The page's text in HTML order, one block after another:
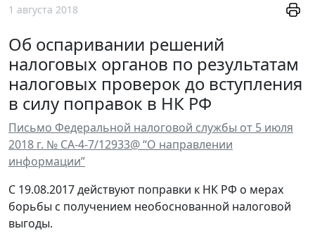
1 августа 2018
Об оспаривании решений
налоговых органов по результатам
налоговых проверок до вступления
в силу поправок в НК РФ
Письмо Федеральной налоговой службы от 5 июля
2018 г. № СА-4-7/12933@ “О направлении
информации”
С 19.08.2017 действуют поправки к НК РФ о мерах
борьбы с получением необоснованной налоговой
выгоды.